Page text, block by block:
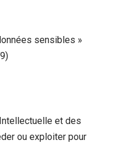
sensibles »
et des
ou exploiter pour